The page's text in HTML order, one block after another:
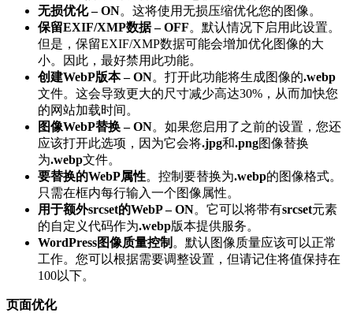
无损优化 – ON。这将使用无损压缩优化您的图像。
保留EXIF/XMP数据 – OFF。默认情况下启用此设置。
但是，保留EXIF/XMP数据可能会增加优化图像的大
小。因此，最好禁用此功能。
创建WebP版本 – ON。打开此功能将生成图像的.webp
文件。这会导致更大的尺寸减少高达30%，从而加快您
的网站加载时间。
图像WebP替换 – ON。如果您启用了之前的设置，您还
应该打开此选项，因为它会将.jpg和.png图像替换
为.webp文件。
要替换的WebP属性。控制要替换为.webp的图像格式。
只需在框内每行输入一个图像属性。
用于额外srcset的WebP – ON。它可以将带有srcset元素
的自定义代码作为.webp版本提供服务。
WordPress图像质量控制 。默认图像质量应该可以正常
工作。您可以根据需要调整设置，但请记住将值保持在
100以下。
页面优化